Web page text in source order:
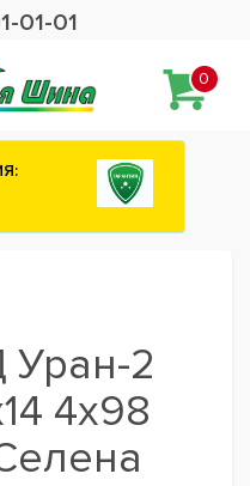
01-01
0
рублей на зимние
2
4x98